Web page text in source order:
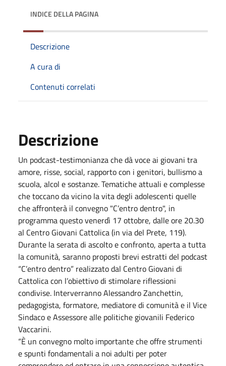
INDICE DELLA PAGINA
Descrizione
A cura di
Contenuti correlati
Descrizione
Un podcast-testimonianza che dà voce ai giovani tra
amore, risse, social, rapporto con i genitori, bullismo a
scuola, alcol e sostanze. Tematiche attuali e complesse
che toccano da vicino la vita degli adolescenti quelle
che affronterà il convegno "C’entro dentro", in
programma questo venerdì 17 ottobre, dalle ore 20.30
al Centro Giovani Cattolica (in via del Prete, 119).
Durante la serata di ascolto e confronto, aperta a tutta
la comunità, saranno proposti brevi estratti del podcast
“C’entro dentro” realizzato dal Centro Giovani di
Cattolica con l’obiettivo di stimolare riflessioni
condivise. Interverranno Alessandro Zanchettin,
pedagogista, formatore, mediatore di comunità e il Vice
Sindaco e Assessore alle politiche giovanili Federico
Vaccarini.
“È un convegno molto importante che offre strumenti
e spunti fondamentali a noi adulti per poter